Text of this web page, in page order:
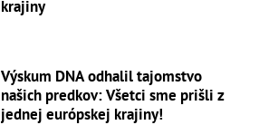
krajiny
Výskum DNA odhalil tajomstvo
našich predkov: Všetci sme prišli z
jednej európskej krajiny!